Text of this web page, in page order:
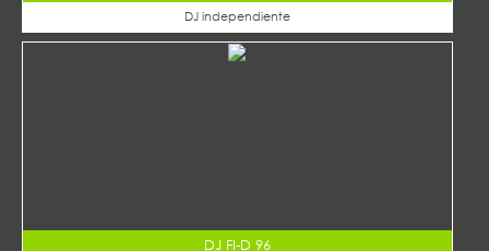
DJ independiente
DJ FI-D 96